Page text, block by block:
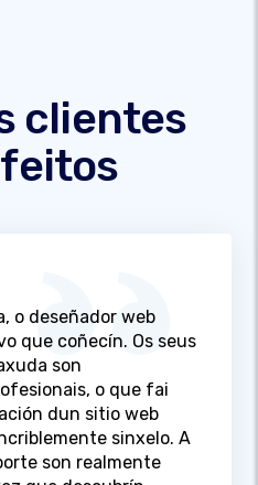
clientes
o deseñador web
que coñecín. Os seus
son
o que fai
dun sitio web
sinxelo. A
son realmente